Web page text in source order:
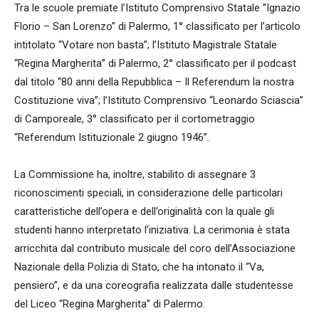
Tra le scuole premiate l’Istituto Comprensivo Statale “Ignazio
Florio – San Lorenzo” di Palermo, 1° classificato per l’articolo
intitolato “Votare non basta”; l’Istituto Magistrale Statale
“Regina Margherita” di Palermo, 2° classificato per il podcast
dal titolo “80 anni della Repubblica – Il Referendum la nostra
Costituzione viva”; l’Istituto Comprensivo “Leonardo Sciascia”
di Camporeale, 3° classificato per il cortometraggio
“Referendum Istituzionale 2 giugno 1946”.
La Commissione ha, inoltre, stabilito di assegnare 3
riconoscimenti speciali, in considerazione delle particolari
caratteristiche dell’opera e dell’originalità con la quale gli
studenti hanno interpretato l’iniziativa. La cerimonia è stata
arricchita dal contributo musicale del coro dell’Associazione
Nazionale della Polizia di Stato, che ha intonato il “Va,
pensiero”, e da una coreografia realizzata dalle studentesse
del Liceo “Regina Margherita” di Palermo.